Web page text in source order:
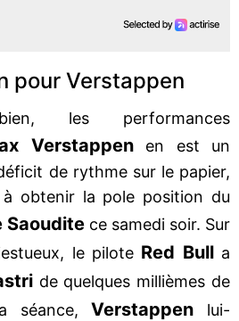
pour Verstappen
les performances
Verstappenen est un
de rythme sur le papier,
obtenir la pole position du
Saoudite ce samedi soir. Sur
le piloteRed Bulla
de quelques millièmes de
séance,Verstappen
lui-